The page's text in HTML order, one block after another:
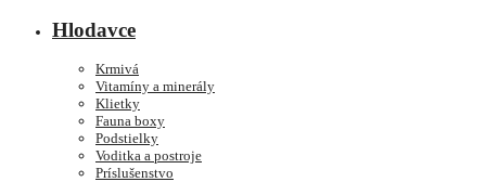
Hlodavce
Krmivá
Vitamíny a minerály
Klietky
Fauna boxy
Podstielky
Voditka a postroje
Príslušenstvo